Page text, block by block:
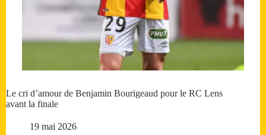
Le cri d’amour de Benjamin Bourigeaud pour le RC Lens
avant la finale
19 mai 2026